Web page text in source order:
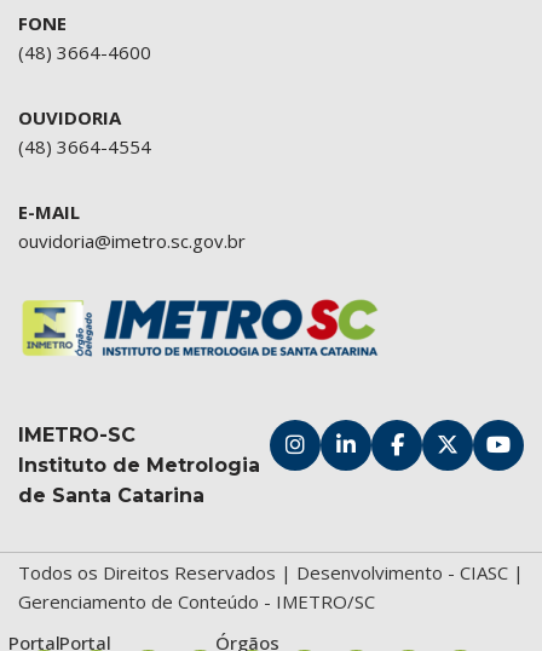
FONE
(48) 3664-4600
OUVIDORIA
(48) 3664-4554
E-MAIL
ouvidoria@imetro.sc.gov.br
IMETRO-SC
Instituto de Metrologia
de Santa Catarina
Todos os Direitos Reservados | Desenvolvimento - CIASC |
Gerenciamento de Conteúdo - IMETRO/SC
PortalPortal Órgãos